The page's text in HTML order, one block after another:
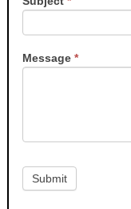
Message*
Submit